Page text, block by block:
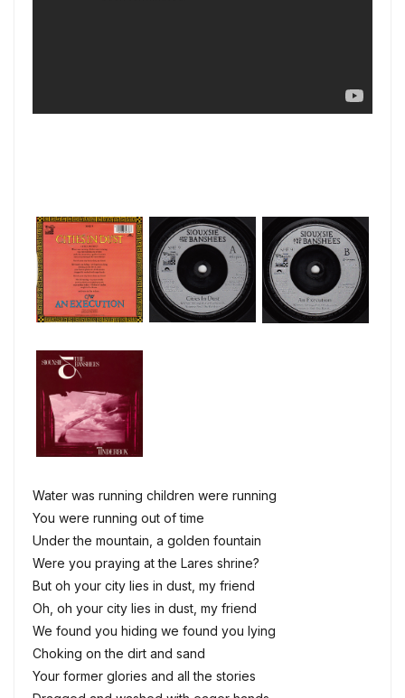
Water was running children were running
You were running out of time
Under the mountain, a golden fountain
Were you praying at the Lares shrine?
But oh your city lies in dust, my friend
Oh, oh your city lies in dust, my friend
We found you hiding we found you lying
Choking on the dirt and sand
Your former glories and all the stories